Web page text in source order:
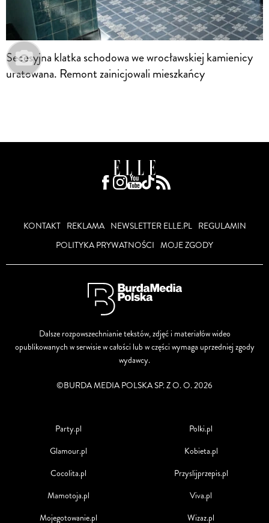
Secesyjna klatka schodowa we wrocławskiej kamienicy
uratowana. Remont zainicjowali mieszkańcy
KONTAKT REKLAMA NEWSLETTER ELLE.PL
REGULAMIN
POLITYKA PRYWATNOŚCI MOJE ZGODY
Dalsze rozpowszechnianie tekstów, zdjęć i materiałów wideo
opublikowanych w serwisie w całości lub w części wymaga uprzedniej zgody
wydawcy.
©BURDA MEDIA POLSKA SP. Z O. O. 2026
Party.pl
Glamour.pl
Cocolita.pl
Mamotoja.pl
Mojegotowanie.pl
Polki.pl
Kobieta.pl
Przyslijprzepis.pl
Viva.pl
Wizaz.pl